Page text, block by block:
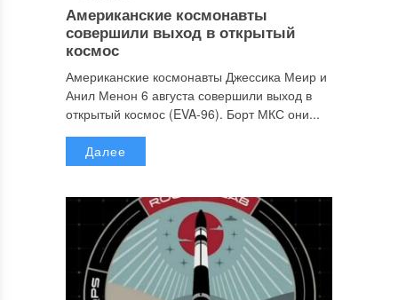
Американские космонавты
совершили выход в открытый
космос
Американские космонавты Джессика Меир и
Анил Менон 6 августа совершили выход в
открытый космос (EVA-96). Борт МКС они...
Далее